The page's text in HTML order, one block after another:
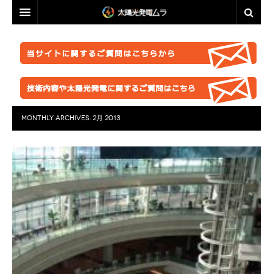
事業計画を立ててみましょう！
●再エネ法について
●太陽光発電のリスク・デメリット
▲ご注意ください！詐欺事例紹介
●運用ノウハウ
●金融対策・資金調達
●太陽光発電所経営
●施工会社
●パネル
●分譲
●自作キット
セミナー動画販売
太陽光発電ムラオフライン活動「しげる会」
脱原発・太陽光推進に興味のある方へ
業者選定に困ったら
架台販売
フェンス
防草シート
業務委託
分譲紹介・販売
お問い合わせ総合窓口
特定商取引法に基づく表記
プライバシーポリシー
FACEBOOKページ
FACEBOOKグループ
このサイトの使い方
太陽光発電ムラの目指すこと
太陽光発電ムラ・ポータルへ
MONTHLY ARCHIVES: 2月 2013